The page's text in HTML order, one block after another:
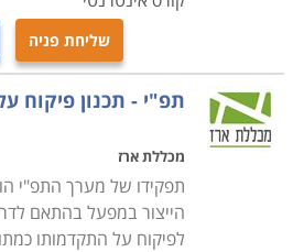
בדיקות שוק, הצעות מחיר, ניהול
וכלה בתפקוד טכנולוגי של
ומחשבים וכדומה.
הלימודים ב
הייצור, הרכש, והטכנולוגיה. כל
תחום ההתמחות שלו על פי אופי
העבודה בה הוא ירצה לעסוק לאחר
שליחת פניה
תפ"י - תכנון פיקוח
מכללת ארז
תפקידו של מערך התפ"י
הייצור במפעל בהתאם
לפיקוח על התקדמותו